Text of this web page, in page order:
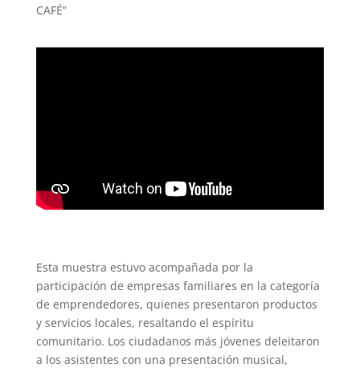
CAFÉ”
Esta muestra estuvo acompañada por la
participación de empresas familiares en la categoría
de emprendedores, quienes presentaron productos
y servicios locales, resaltando el espíritu
comunitario. Los ciudadanos más jóvenes deleitaron
a los asistentes con una presentación musical,